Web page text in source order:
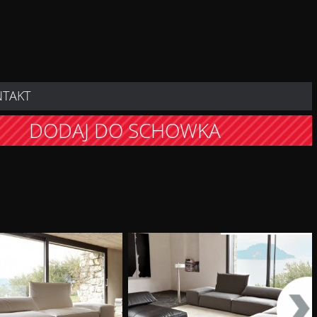
DODAJ DO SCHOWKA